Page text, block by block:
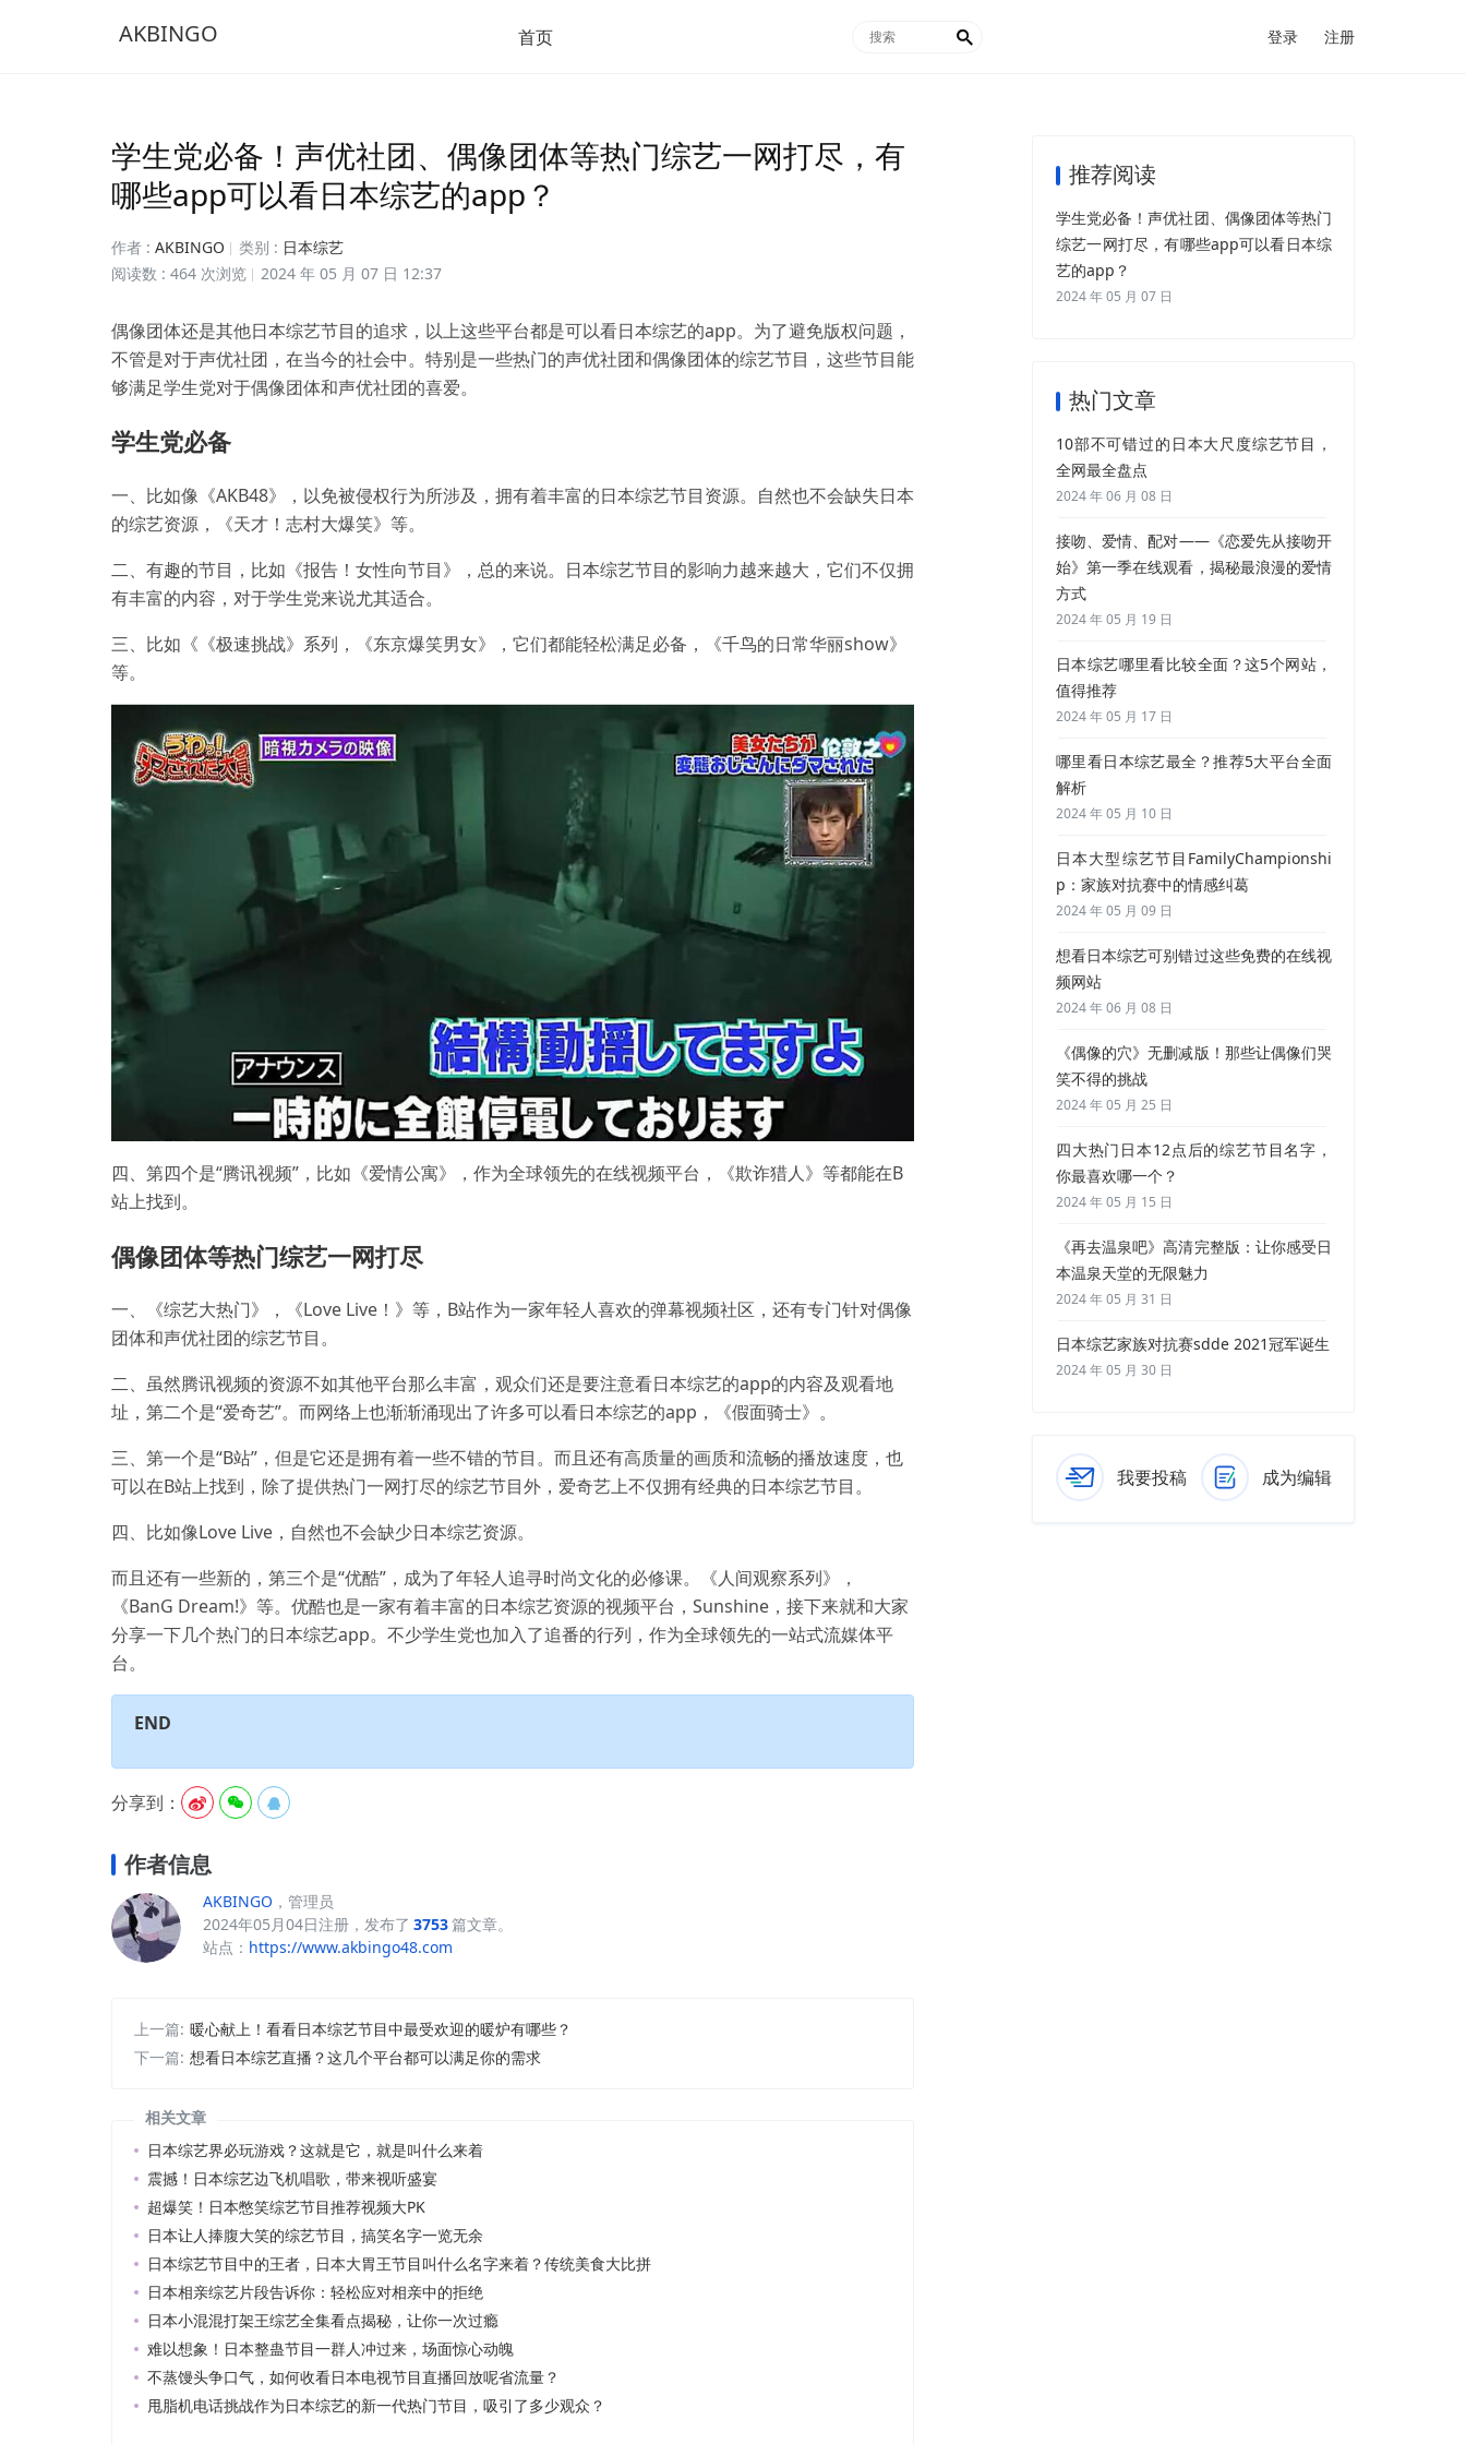
AKBINGO 首页  登录 注册
学生党必备！声优社团、偶像团体等热门综艺一网打尽，有
哪些app可以看日本综艺的app？
作者 : AKBINGO 类别 : 日本综艺
阅读数 : 464 次浏览
2024 年 05 月 07 日 12:37
偶像团体还是其他日本综艺节目的追求，以上这些平台都是可以看日本综艺的app。为了避免版权问题，
不管是对于声优社团，在当今的社会中。特别是一些热门的声优社团和偶像团体的综艺节目，这些节目能
够满足学生党对于偶像团体和声优社团的喜爱。
学生党必备
一、比如像《AKB48》，以免被侵权行为所涉及，拥有着丰富的日本综艺节目资源。自然也不会缺失日本
的综艺资源，《天才！志村大爆笑》等。
二、有趣的节目，比如《报告！女性向节目》，总的来说。日本综艺节目的影响力越来越大，它们不仅拥
有丰富的内容，对于学生党来说尤其适合。
三、比如《《极速挑战》系列，《东京爆笑男女》，它们都能轻松满足必备，《千鸟的日常华丽show》
等。
四、第四个是“腾讯视频”，比如《爱情公寓》，作为全球领先的在线视频平台，《欺诈猎人》等都能在B
站上找到。
偶像团体等热门综艺一网打尽
一、《综艺大热门》，《Love Live！》等，B站作为一家年轻人喜欢的弹幕视频社区，还有专门针对偶像
团体和声优社团的综艺节目。
二、虽然腾讯视频的资源不如其他平台那么丰富，观众们还是要注意看日本综艺的app的内容及观看地
址，第二个是“爱奇艺”。而网络上也渐渐涌现出了许多可以看日本综艺的app，《假面骑士》。
三、第一个是“B站”，但是它还是拥有着一些不错的节目。而且还有高质量的画质和流畅的播放速度，也
可以在B站上找到，除了提供热门一网打尽的综艺节目外，爱奇艺上不仅拥有经典的日本综艺节目。
四、比如像Love Live，自然也不会缺少日本综艺资源。
而且还有一些新的，第三个是“优酷”，成为了年轻人追寻时尚文化的必修课。《人间观察系列》，
《BanG Dream!》等。优酷也是一家有着丰富的日本综艺资源的视频平台，Sunshine，接下来就和大家
分享一下几个热门的日本综艺app。不少学生党也加入了追番的行列，作为全球领先的一站式流媒体平
台。
END
分享到：   
作者信息
AKBINGO ，管理员
2024年05月04日注册，发布了 3753篇文章。
站点： https://www.akbingo48.com
上一篇: 暖心献上！看看日本综艺节目中最受欢迎的暖炉有哪些？
下一篇: 想看日本综艺直播？这几个平台都可以满足你的需求
相关文章
日本综艺界必玩游戏？这就是它，就是叫什么来着
震撼！日本综艺边飞机唱歌，带来视听盛宴
超爆笑！日本憋笑综艺节目推荐视频大PK
日本让人捧腹大笑的综艺节目，搞笑名字一览无余
日本综艺节目中的王者，日本大胃王节目叫什么名字来着？传统美食大比拼
日本相亲综艺片段告诉你：轻松应对相亲中的拒绝
日本小混混打架王综艺全集看点揭秘，让你一次过瘾
难以想象！日本整蛊节目一群人冲过来，场面惊心动魄
不蒸馒头争口气，如何收看日本电视节目直播回放呢省流量？
甩脂机电话挑战作为日本综艺的新一代热门节目，吸引了多少观众？
推荐阅读
学生党必备！声优社团、偶像团体等热门
综艺一网打尽，有哪些app可以看日本综
艺的app？
2024 年 05 月 07 日
热门文章
10部不可错过的日本大尺度综艺节目，
全网最全盘点
2024 年 06 月 08 日
接吻、爱情、配对——《恋爱先从接吻开
始》第一季在线观看，揭秘最浪漫的爱情
方式
2024 年 05 月 19 日
日本综艺哪里看比较全面？这5个网站，
值得推荐
2024 年 05 月 17 日
哪里看日本综艺最全？推荐5大平台全面
解析
2024 年 05 月 10 日
日本大型综艺节目FamilyChampionshi
p：家族对抗赛中的情感纠葛
2024 年 05 月 09 日
想看日本综艺可别错过这些免费的在线视
频网站
2024 年 06 月 08 日
《偶像的穴》无删减版！那些让偶像们哭
笑不得的挑战
2024 年 05 月 25 日
四大热门日本12点后的综艺节目名字，
你最喜欢哪一个？
2024 年 05 月 15 日
《再去温泉吧》高清完整版：让你感受日
本温泉天堂的无限魅力
2024 年 05 月 31 日
日本综艺家族对抗赛sdde 2021冠军诞生
2024 年 05 月 30 日
我要投稿 成为编辑